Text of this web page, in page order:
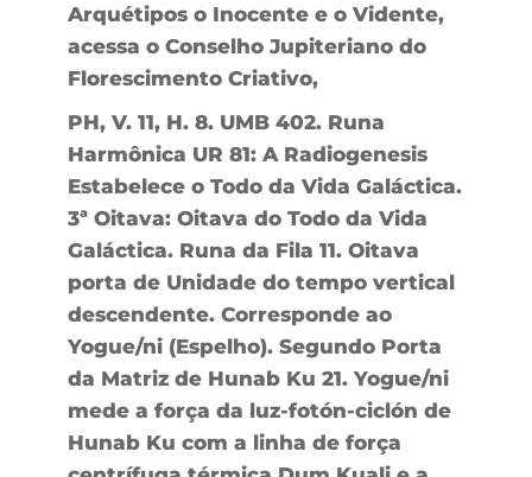
Arquétipos o Inocente e o Vidente,
acessa o Conselho Jupiteriano do
Florescimento Criativo,
PH, V. 11, H. 8. UMB 402. Runa
Harmônica UR 81: A Radiogenesis
Estabelece o Todo da Vida Galáctica.
3ª Oitava: Oitava do Todo da Vida
Galáctica. Runa da Fila 11. Oitava
porta de Unidade do tempo vertical
descendente. Corresponde ao
Yogue/ni (Espelho). Segundo Porta
da Matriz de Hunab Ku 21. Yogue/ni
mede a força da luz-fotón-ciclón de
Hunab Ku com a linha de força